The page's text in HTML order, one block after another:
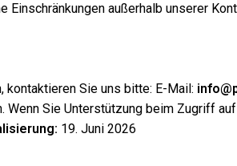
außerhalb unserer
kontaktieren Sie uns bitte: E-Mail:
Wenn Sie Unterstützung beim Zugriff
19. Juni 2026